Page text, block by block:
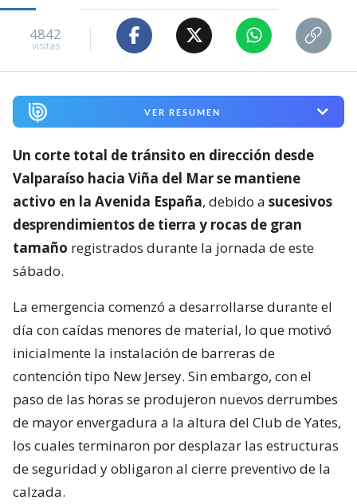
4842
visitas
VER RESUMEN
Un corte total de tránsito en dirección desde
Valparaíso hacia Viña del Mar se mantiene
activo en la Avenida España, debido a sucesivos
desprendimientos de tierra y rocas de gran
tamaño registrados durante la jornada de este
sábado.
La emergencia comenzó a desarrollarse durante el
día con caídas menores de material, lo que motivó
inicialmente la instalación de barreras de
contención tipo New Jersey. Sin embargo, con el
paso de las horas se produjeron nuevos derrumbes
de mayor envergadura a la altura del Club de Yates,
los cuales terminaron por desplazar las estructuras
de seguridad y obligaron al cierre preventivo de la
calzada.